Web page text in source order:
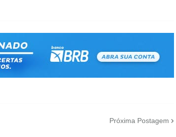
Próxima Postagem